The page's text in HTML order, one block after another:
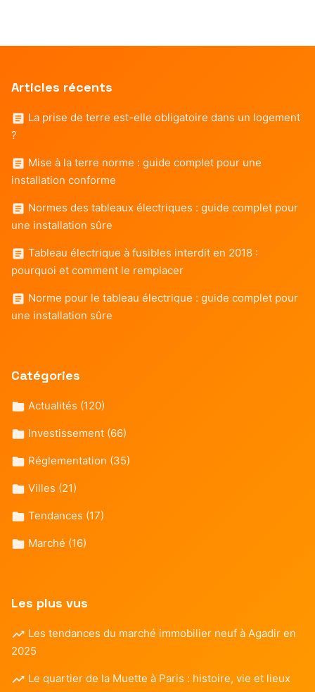
Articles récents
La prise de terre est-elle obligatoire dans un logement
?
Mise à la terre norme : guide complet pour une
installation conforme
Normes des tableaux électriques : guide complet pour
une installation sûre
Tableau électrique à fusibles interdit en 2018 :
pourquoi et comment le remplacer
Norme pour le tableau électrique : guide complet pour
une installation sûre
Catégories
Actualités (120)
Investissement (66)
Réglementation (35)
Villes (21)
Tendances (17)
Marché (16)
Les plus vus
Les tendances du marché immobilier neuf à Agadir en
2025
Le quartier de la Muette à Paris : histoire, vie et lieux